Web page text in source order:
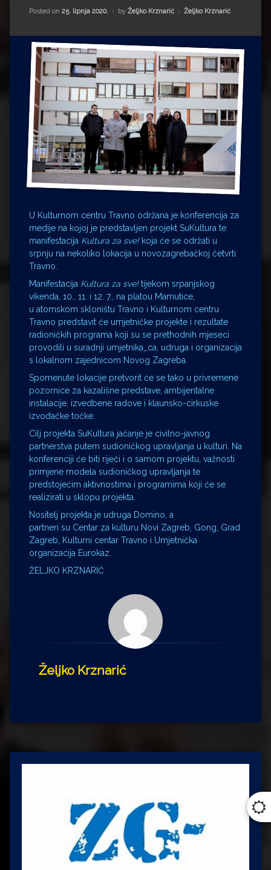
Matea Andrić
Ljiljana Lekanić-Kljaić
Željko Krznarić
Mario Lovreković
Miroslav Šantek
Posted on 25. lipnja 2020. by Željko Krznarić Kategorije:
Željko Krznarić
U Kulturnom centru Travno održana je konferencija za
medije na kojoj je predstavljen projekt SuKultura te
manifestacija Kultura za sve!koja će se održati u
srpnju na nekoliko lokacija u novozagrebačkoj četvrti
Travno.
Manifestacija Kultura za sve!tijekom srpanjskog
vikenda, 10., 11. i 12. 7., na platou Mamutice,
u atomskom skloništu Travno i Kulturnom centru
Travno predstavit će umjetničke projekte i rezultate
radioničkih programa koji su se prethodnih mjeseci
provodili u suradnji umjetnika_ca, udruga i organizacija
s lokalnom zajednicom Novog Zagreba.
Spomenute lokacije pretvorit će se tako u privremene
pozornice za kazališne predstave, ambijentalne
instalacije, izvedbene radove i klaunsko-cirkuske
izvođačke točke.
Cilj projekta SuKultura jačanje je civilno-javnog
partnerstva putem sudioničkog upravljanja u kulturi. Na
konferenciji će biti riječi i o samom projektu, važnosti
primjene modela sudioničkog upravljanja te
predstojećim aktivnostima i programima koji će se
realizirati u sklopu projekta.
Nositelj projekta je udruga Domino, a
partneri su Centar za kulturu Novi Zagreb, Gong, Grad
Zagreb, Kulturni centar Travno i Umjetnička
organizacija Eurokaz.
ŽELJKO KRZNARIĆ
Željko Krznarić